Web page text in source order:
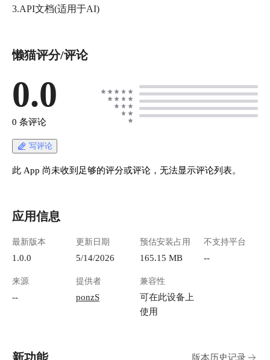
3.API文档(适用于AI)
懒猫评分/评论
0.0
0 条评论
写评论
此 App 尚未收到足够的评分或评论，无法显示评论列表。
应用信息
最新版本
1.0.0
更新日期
5/14/2026
预估安装占用
165.15 MB
不支持平台
--
来源
--
提供者
ponzS
兼容性
可在此设备上
使用
版本历史记录